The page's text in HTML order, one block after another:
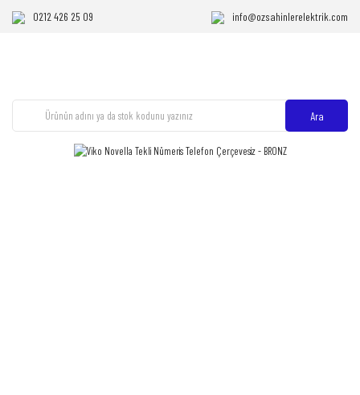
0212 426 25 09 info@ozsahinlerelektrik.com
Ara